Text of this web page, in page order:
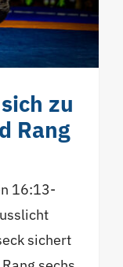
zu
Rang
16:13-
sichert